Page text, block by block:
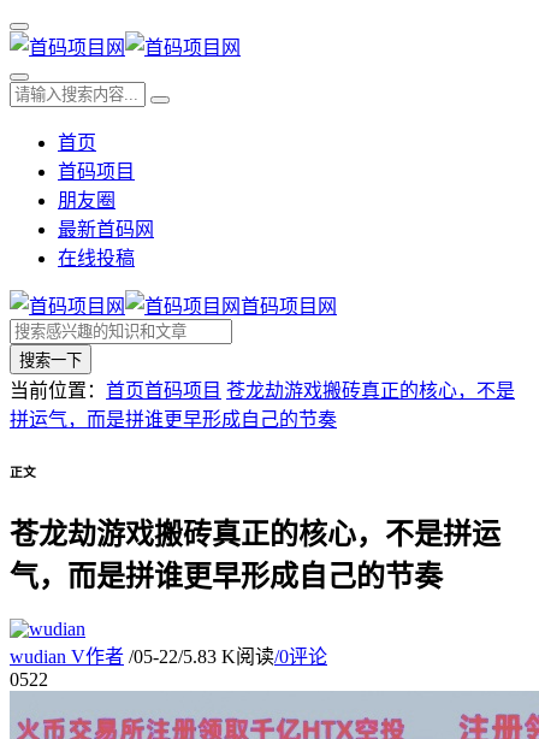
首页
首码项目
朋友圈
最新首码网
在线投稿
首码项目网
搜索一下
当前位置： 首页首码项目 苍龙劫游戏搬砖真正的核心，不是
拼运气，而是拼谁更早形成自己的节奏
正文
苍龙劫游戏搬砖真正的核心，不是拼运
气，而是拼谁更早形成自己的节奏
wudian V作者 /05-22/5.83 K阅读/0评论
0522